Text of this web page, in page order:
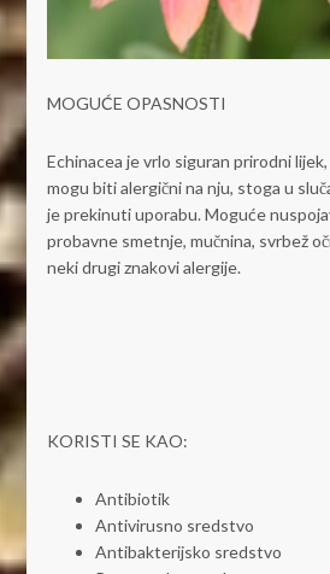
MOGUĆE OPASNOSTI
Echinacea je vrlo siguran prirodni
mogu biti alergični na nju, stoga u
je prekinuti uporabu. Moguće
probavne smetnje, mučnina, svrbež
neki drugi znakovi alergije.
KORISTI SE KAO:
Antibiotik
Antivirusno sredstvo
Antibakterijsko sredstvo